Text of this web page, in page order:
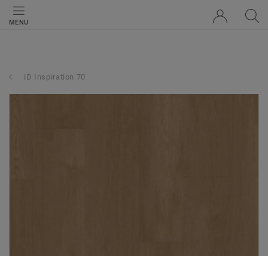
MENU
iD Inspiration 70